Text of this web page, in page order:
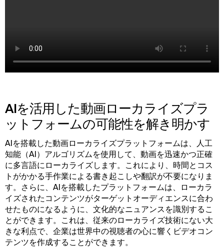
AIを活用した動画ローカライズプラ
ットフォームの可能性を解き明かす
AIを搭載した動画ローカライズプラットフォームは、人工
知能（AI）アルゴリズムを使用して、動画を迅速かつ正確
に多言語にローカライズします。これにより、時間とコス
トがかかる手作業による書き起こしや翻訳が不要になりま
す。さらに、AIを搭載したプラットフォームは、ローカラ
イズされたコンテンツがターゲットオーディエンスに合わ
せたものになるように、文化的なニュアンスを識別するこ
とができます。これは、従来のローカライズ技術にない大
きな利点で、企業は世界中の視聴者の心に響くビデオコン
テンツを作成することができます。